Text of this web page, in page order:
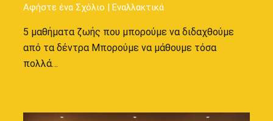
Αφήστε ένα Σχόλιο |Εναλλακτικά
5 μαθήματα ζωής που μπορούμε να διδαχθούμε
από τα δέντρα Μπορούμε να μάθουμε τόσα
πολλά…